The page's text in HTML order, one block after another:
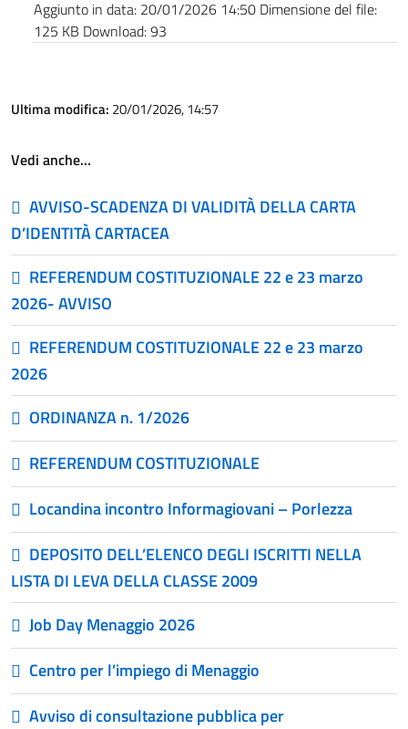
Aggiunto in data: 20/01/2026 14:50 Dimensione del file:
125 KB Download:93
Ultima modifica: 20/01/2026, 14:57
Vedi anche…
AVVISO-SCADENZA DI VALIDITÀ DELLA CARTA
D’IDENTITÀ CARTACEA
REFERENDUM COSTITUZIONALE 22 e 23 marzo
2026- AVVISO
REFERENDUM COSTITUZIONALE 22 e 23 marzo
2026
ORDINANZA n. 1/2026
REFERENDUM COSTITUZIONALE
Locandina incontro Informagiovani – Porlezza
DEPOSITO DELL’ELENCO DEGLI ISCRITTI NELLA
LISTA DI LEVA DELLA CLASSE 2009
Job Day Menaggio 2026
Centro per l’impiego di Menaggio
Avviso di consultazione pubblica per